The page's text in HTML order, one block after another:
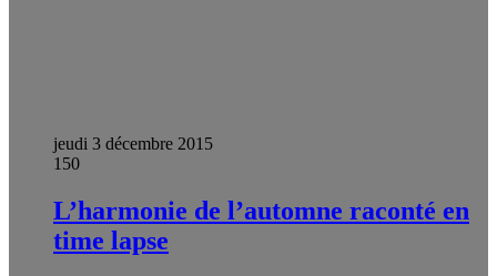
jeudi 3 décembre 2015
150
L’harmonie de l’automne raconté en
time lapse